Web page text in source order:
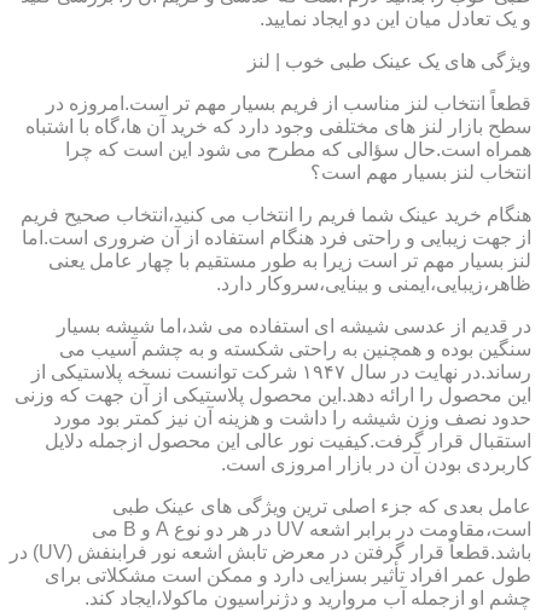
و یک تعادل میان این دو ایجاد نمایید.
ویژگی های یک عینک طبی خوب | لنز
قطعاً انتخاب لنز مناسب از فریم بسیار مهم تر است.امروزه در
سطح بازار لنز های مختلفی وجود دارد که خرید آن ها،گاه با اشتباه
همراه است.حال سؤالی که مطرح می شود این است که چرا
انتخاب لنز بسیار مهم است؟
هنگام خرید عینک شما فریم را انتخاب می کنید،انتخاب صحیح فریم
از جهت زیبایی و راحتی فرد هنگام استفاده از آن ضروری است.اما
لنز بسیار مهم تر است زیرا به طور مستقیم با چهار عامل یعنی
ظاهر،زیبایی،ایمنی و بینایی،سروکار دارد.
در قدیم از عدسی شیشه ای استفاده می شد،اما شیشه بسیار
سنگین بوده و همچنین به راحتی شکسته و به چشم آسیب می
رساند.در نهایت در سال ۱۹۴۷ شرکت توانست نسخه پلاستیکی از
این محصول را ارائه دهد.این محصول پلاستیکی از آن جهت که وزنی
حدود نصف وزن شیشه را داشت و هزینه آن نیز کمتر بود مورد
استقبال قرار گرفت.کیفیت نور عالی این محصول ازجمله دلایل
کاربردی بودن آن در بازار امروزی است.
عامل بعدی که جزء اصلی ترین ویژگی های عینک طبی
است،مقاومت در برابر اشعه UV در هر دو نوع A و B می
باشد.قطعاً قرار گرفتن در معرض تابش اشعه نور فرابنفش (UV) در
طول عمر افراد تأثیر بسزایی دارد و ممکن است مشکلاتی برای
چشم او ازجمله آب مروارید و دژنراسیون ماکولا،ایجاد کند.